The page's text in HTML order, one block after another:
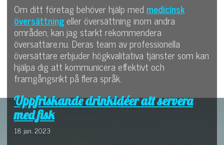
Om ditt företag behöver hjälp med medicinsk
översättningeller översättning inom andra
områden, kan jag starkt rekommendera
översattare.nu. Deras team av professionella
översättare erbjuder högkvalitativa tjänster som kan
hjälpa dig att kommunicera effektivt och
framgångsrikt på flera språk.
Uppfriskande drinkidéer att servera
med fisk
18 jan. 2023